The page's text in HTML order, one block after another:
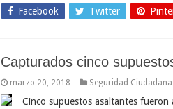
Facebook Twitter
Capturados cinco
marzo 20, 2018 Seguridad Ciudadana
Cinco supuestos asaltantes